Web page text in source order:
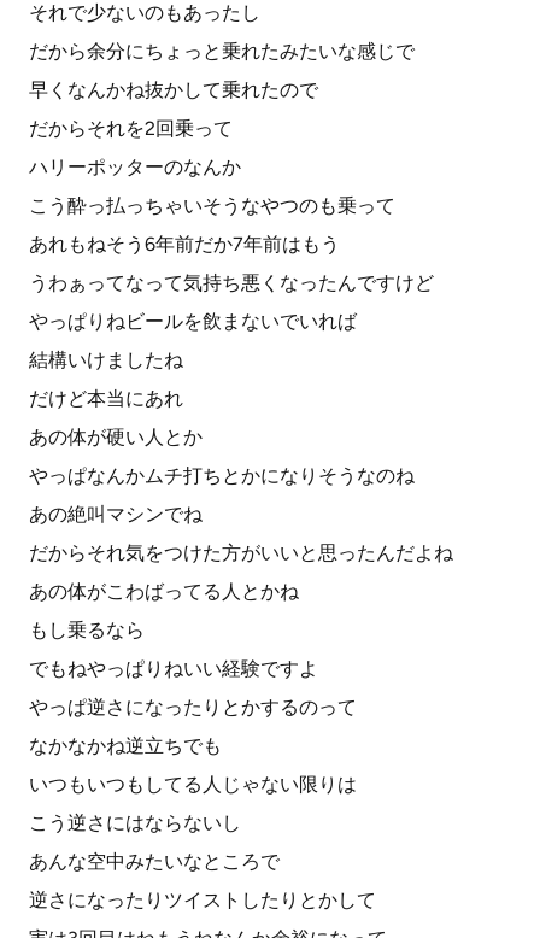
それで少ないのもあったし
だから余分にちょっと乗れたみたいな感じで
早くなんかね抜かして乗れたので
だからそれを2回乗って
ハリーポッターのなんか
こう酔っ払っちゃいそうなやつのも乗って
あれもねそう6年前だか7年前はもう
うわぁってなって気持ち悪くなったんですけど
やっぱりねビールを飲まないでいれば
結構いけましたね
だけど本当にあれ
あの体が硬い人とか
やっぱなんかムチ打ちとかになりそうなのね
あの絶叫マシンでね
だからそれ気をつけた方がいいと思ったんだよね
あの体がこわばってる人とかね
もし乗るなら
でもねやっぱりねいい経験ですよ
やっぱ逆さになったりとかするのって
なかなかね逆立ちでも
いつもいつもしてる人じゃない限りは
こう逆さにはならないし
あんな空中みたいなところで
逆さになったりツイストしたりとかして